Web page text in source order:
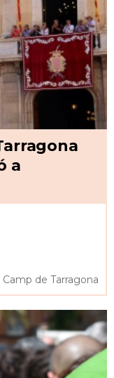
a
Camp de Tarragona